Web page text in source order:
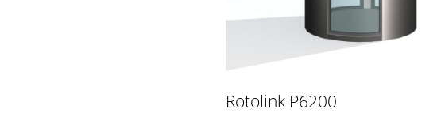
Rotolink P6200